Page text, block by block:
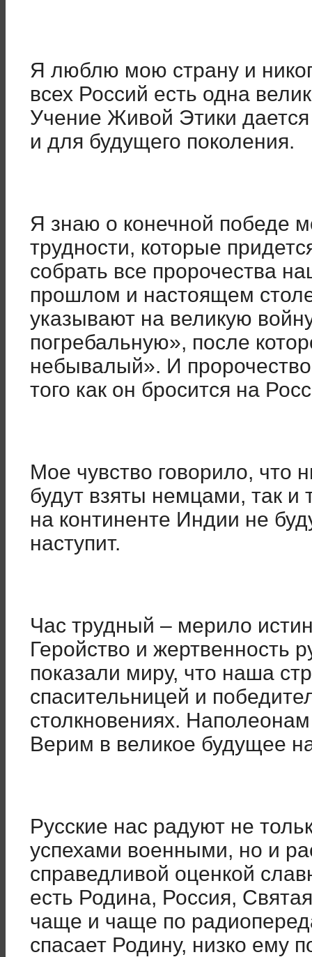
Я люблю мою страну и
всех Россий есть одна
Учение Живой Этики
и для будущего поколения.
Я знаю о конечной победе
трудности, которые
собрать все пророчества
прошлом и настоящем
указывают на великую
погребальную», после
небывалый». И
того как он бросится на
Мое чувство говорило, что
будут взяты немцами, так
на континенте Индии не
наступит.
Час трудный – мерило
Геройство и жертвенность
показали миру, что наша
спасительницей и
столкновениях.
Верим в великое будущее
Русские нас радуют не
успехами военными, но и
справедливой оценкой
есть Родина, Россия,
чаще и чаще по
спасает Родину, низко ему